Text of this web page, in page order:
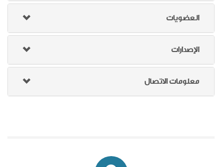
العضويات
الإصدارات
معلومات الاتصال